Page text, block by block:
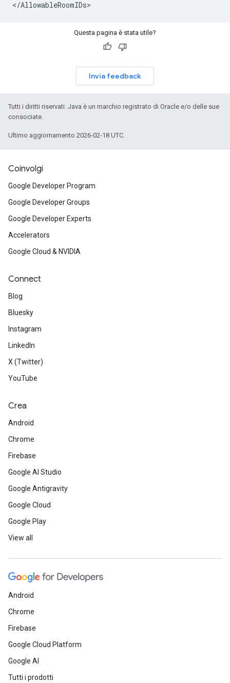
Questa pagina è stata utile?
Invia feedback
Tutti i diritti riservati. Java è un marchio registrato di Oracle e/o delle sue
consociate.
Ultimo aggiornamento 2026-02-18 UTC.
Coinvolgi
Google Developer Program
Google Developer Groups
Google Developer Experts
Accelerators
Google Cloud & NVIDIA
Connect
Blog
Bluesky
Instagram
LinkedIn
X (Twitter)
YouTube
Crea
Android
Chrome
Firebase
Google AI Studio
Google Antigravity
Google Cloud
Google Play
View all
Android
Chrome
Firebase
Google Cloud Platform
Google AI
Tutti i prodotti